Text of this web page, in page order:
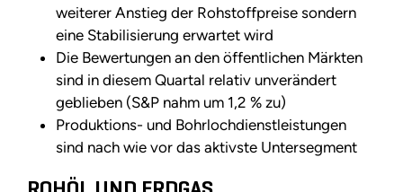
weiterer Anstieg der Rohstoffpreise sondern
eine Stabilisierung erwartet wird
Die Bewertungen an den öffentlichen Märkten
sind in diesem Quartal relativ unverändert
geblieben (S&P nahm um 1,2 % zu)
Produktions- und Bohrlochdienstleistungen
sind nach wie vor das aktivste Untersegment